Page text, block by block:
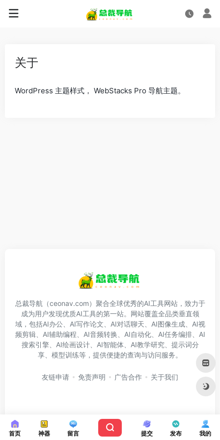
关于
WordPress 主题样式， WebStacks Pro 导航主题。
总裁导航（ceonav.com）聚合全球优秀的AI工具网站，致力于
成为用户发现优质AI工具的第一站。网站覆盖全品类垂直领
域，包括AI办公、AI写作论文、AI对话聊天、AI图像生成、AI视
频剪辑、AI辅助编程、AI音频转换、AI自动化、AI任务编排、AI
搜索引擎、AI绘画设计、AI智能体、AI教学研究、提示词分
享、模型训练等，提供便捷的查询与访问服务。
友链申请 免责声明 广告合作 关于我们
Copyright © 2026
首页 神器 留言 提交 发布 我的